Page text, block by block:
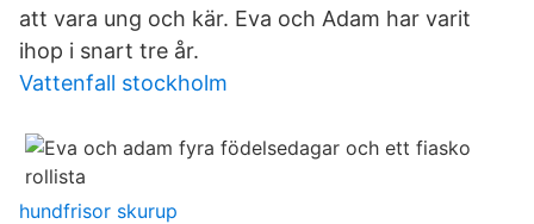
att vara ung och kär. Eva och Adam har varit
ihop i snart tre år.
Vattenfall stockholm
hundfrisor skurup